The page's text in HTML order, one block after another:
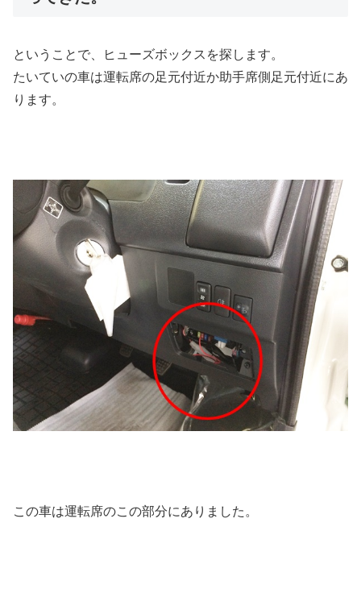
ということで、ヒューズボックスを探します。
たいていの車は運転席の足元付近か助手席側足元付近にあ
ります。
この車は運転席のこの部分にありました。